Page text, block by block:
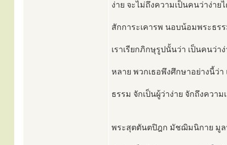
ง่าย จะไม่ถึงความเป็นคนว่าง่า
สักการะเคารพ นอบน้อมพระธร
เราเรียกภิกษุรูปนั้นว่า เป็นคนว่
หลาย พวกเธอพึงศึกษาอย่างนี้ว่า
ธรรม จักเป็นผู้ว่าง่าย จักถึงความ
พระสุตตันตปิฎก มัชฌิมนิกาย มู